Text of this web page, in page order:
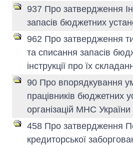
937 Про затвердження
запасів бюджетних
962 Про затвердження
та списання запасів
інструкції про їх
90 Про впорядкування
працівників бюджетних
організацій МНС України
458 Про затвердження
кредиторської